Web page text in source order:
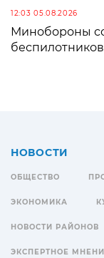
12:03 05.08.2026
Минобороны
НОВОСТИ
ОБЩЕСТВО
ЭКОНОМИКА
НОВОСТИ РАЙОНОВ
ЭКСПЕРТНОЕ